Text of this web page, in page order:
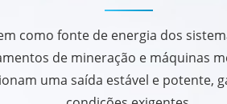
como fonte de energia dos
de mineração e máquinas
uma saída estável e potente,